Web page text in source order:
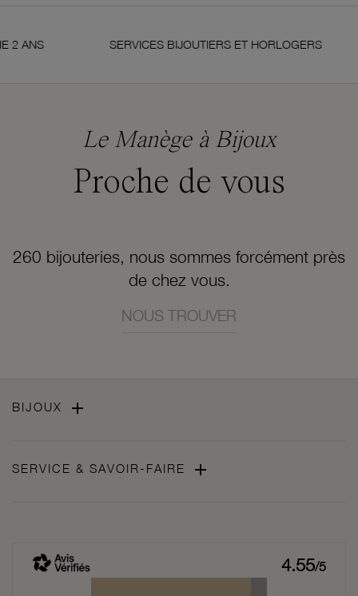
SERVICES BIJOUTIERS ET HORLOGERS
Le Manège à Bijoux
Proche de vous
260 bijouteries, nous sommes forcément près
de chez vous.
NOUS TROUVER
BIJOUX 
SERVICE & SAVOIR-FAIRE 
4.55/5